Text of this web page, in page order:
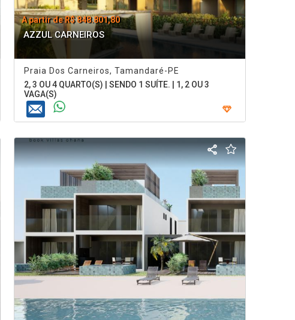
A partir de R$ 848.801,80
AZZUL CARNEIROS
Praia Dos Carneiros, Tamandaré-PE
2, 3 OU 4 QUARTO(S) | SENDO 1 SUÍTE. | 1, 2 OU 3
VAGA(S)